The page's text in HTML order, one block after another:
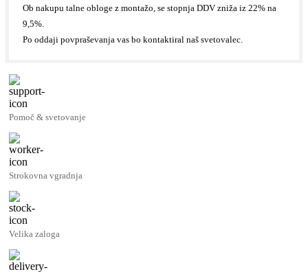
Ob nakupu talne obloge z montažo, se stopnja DDV zniža iz 22% na
9,5%.
Po oddaji povpraševanja vas bo kontaktiral naš svetovalec.
Pomoč & svetovanje
Strokovna vgradnja
Velika zaloga